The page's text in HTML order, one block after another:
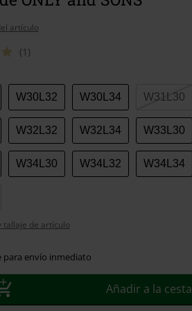
artículo
(1)
W30L32 W30L34 W31L30
W32L32 W32L34 W33L30
W34L30 W34L32 W34L34
tallaje de artículo
para envío inmediato
Añadir a la cesta